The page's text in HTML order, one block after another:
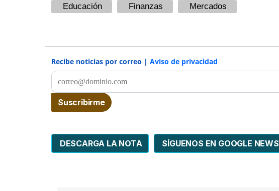
Educación Finanzas Mercados
Recibe noticias por correo | Aviso de privacidad
DESCARGA LA NOTA SÍGUENOS EN GOOGLE NEWS